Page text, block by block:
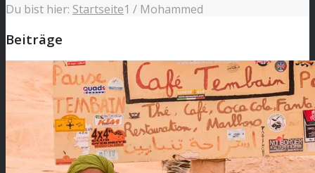
Du bist hier: Startseite1 / Mohammed
Beiträge